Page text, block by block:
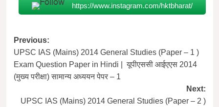
https://www.instagram.com/hktbharat/
Post
navigation
Previous:
UPSC IAS (Mains) 2014 General Studies (Paper – 1 )
Exam Question Paper in Hindi | यूपीएससी आईएएस 2014
(मुख्य परीक्षा) सामान्य अध्ययन पेपर – 1
Next:
UPSC IAS (Mains) 2014 General Studies (Paper – 2 )